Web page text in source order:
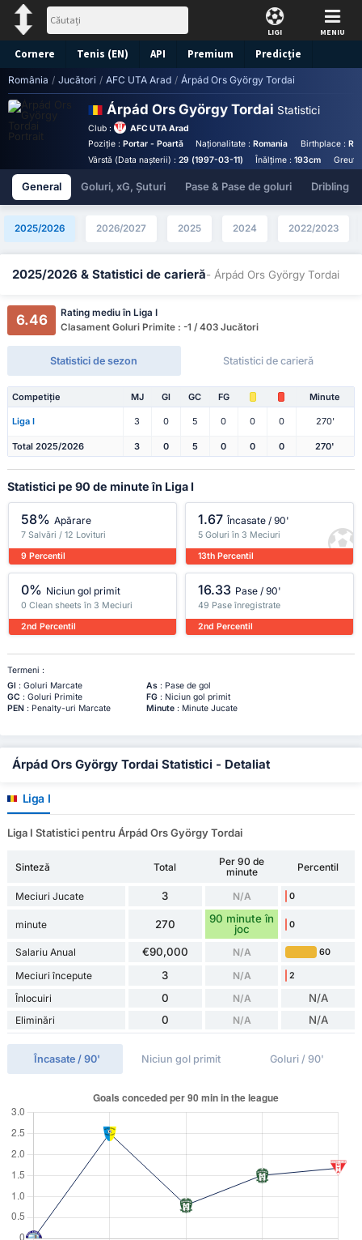
LIGI MENIU
Cornere Tenis (EN) API Premium Predicție
România / Jucători / AFC UTA Arad / Árpád Ors György Tordai
Árpád Ors György Tordai Statistici
Club :
AFC UTA Arad
Poziție : Portar - Poartă Naționalitate :Romania Birthplace :
Vârstă (Data nașterii) : 29 (1997-03-11) Înălțime :193cm
General Goluri, xG, Șuturi Pase & Pase de goluri Dribling
2025/2026 2026/2027 2025 2024 2022/2023
2025/2026 & Statistici de carieră- Árpád Ors György Tordai
6.46
Rating mediu în Liga I
Clasament Goluri Primite : -1 / 403 Jucători
Statistici de sezon Statistici de carieră
Competiție MJ Gl GC FG Minute
Liga I 3 0 5 0 0 0 270'
Total 2025/2026 3 0 5 0 0 0 270'
Statistici pe 90 de minute în Liga I
58% Apărare
7 Salvări / 12 Lovituri
9 Percentil
1.67 Încasate / 90'
5 Goluri în 3 Meciuri
13th Percentil
0% Niciun gol primit
0 Clean sheets în 3 Meciuri
2nd Percentil
16.33 Pase / 90'
49 Pase înregistrate
2nd Percentil
Termeni :
Gl : Goluri Marcate As: Pase de gol
GC : Goluri Primite FG: Niciun gol primit
PEN: Penalty-uri Marcate Minute: Minute Jucate
Árpád Ors György Tordai Statistici - Detaliat
Liga I
Liga I Statistici pentru Árpád Ors György Tordai
Sinteză Total
Per 90 de
minute
Percentil
Meciuri Jucate 3 N/A 0
minute 270
90 minute în
joc
0
Salariu Anual €90,000 N/A 60
Meciuri începute 3 N/A 2
Înlocuiri 0 N/A N/A
Eliminări 0 N/A N/A
Încasate / 90' Niciun gol primit Goluri / 90'